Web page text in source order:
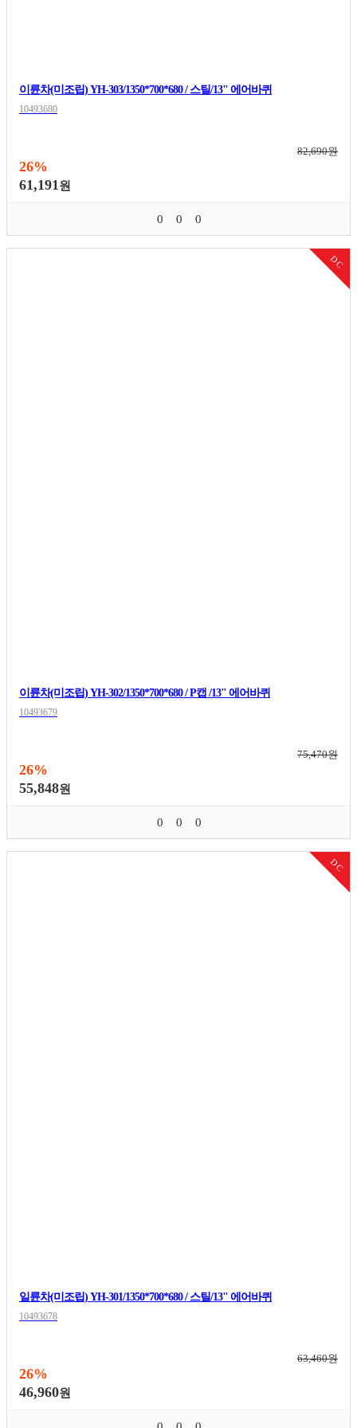
이륜차(미조립) YH-303/1350*700*680 / 스틸/13" 에어바퀴
10493680
82,690원
26%
61,191 원
0 0 0
DC
이륜차(미조립) YH-302/1350*700*680 / P캡 /13" 에어바퀴
10493679
75,470원
26%
55,848원
0 0 0
DC
일륜차(미조립) YH-301/1350*700*680 / 스틸/13" 에어바퀴
10493678
63,460원
26%
46,960원